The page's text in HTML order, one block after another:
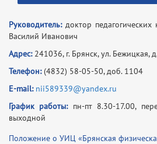
Руководитель:доктор педагогических
Василий Иванович
Адрес:241036, г. Брянск, ул. Бежицкая,
Телефон:(4832) 58-05-50, доб. 1104
E-mail: nii589339@yandex.ru
График работы:пн-пт 8.30-17.00,
выходной
Положение о УИЦ «Брянская